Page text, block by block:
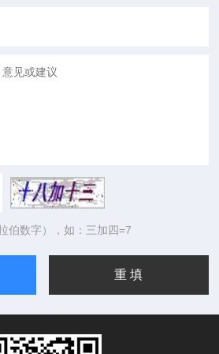
伯数字），如：三加四=7